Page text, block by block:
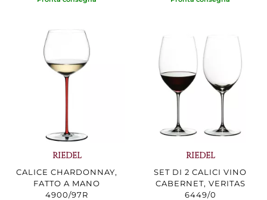
RIEDEL
CALICE CHARDONNAY,
FATTO A MANO
4900/97R
RIEDEL
SET DI 2 CALICI VINO
CABERNET, VERITAS
6449/0